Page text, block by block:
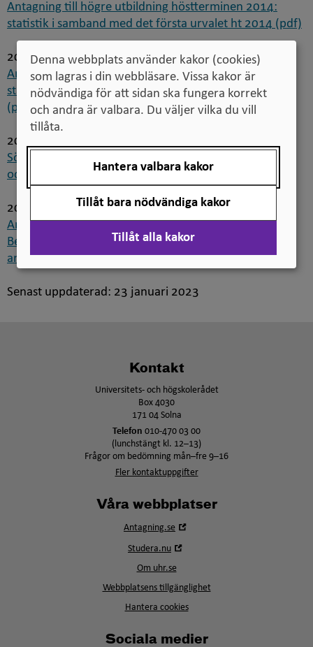
Antagning till högre utbildning höstterminen 2014:
statistik i samband med det första urvalet ht 2014 (pdf)
2014-04-25
Antagning till högre utbildning höstterminen 2014:
statistik i samband med sista anmälningsdag ht 2014
(pdf)
2014-04-22
Sökande till högre utbildning ht 2014: fokus på lärar-
och förskollärarutbildningar (pdf)
2014-03-21
Antagning till högre utbildning vårterminen 2014:
Beskrivning av antagningsomgångarna och trender i
antagningsstatistiken (pdf)
Senast uppdaterad: 23 januari 2023
Kontakt
Universitets- och högskolerådet
Box 4030
171 04 Solna
Telefon 010-470 03 00
(lunchstängt kl. 12–13)
Frågor om bedömning mån–fre 9–16
Fler kontaktuppgifter
Våra webbplatser
Antagning.se
Studera.nu
fönster
Om uhr.se
Webbplatsens tillgänglighet
Hantera cookies
Sociala medier
Denna webbplats använder kakor (cookies)
som lagras i din webbläsare. Vissa kakor är
nödvändiga för att sidan ska fungera korrekt
och andra är valbara. Du väljer vilka du vill
tillåta.
Hantera valbara kakor
Tillåt bara nödvändiga kakor
Tillåt alla kakor